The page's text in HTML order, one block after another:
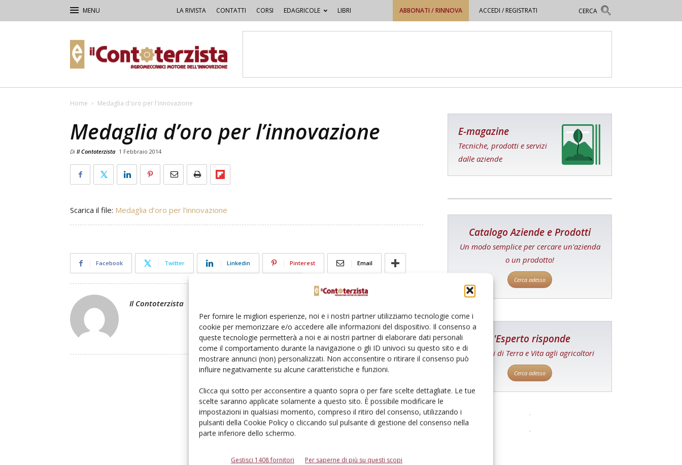
Per fornire le migliori esperienze, noi e i nostri partner utilizziamo tecnologie come i
cookie per memorizzare e/o accedere alle informazioni del dispositivo. Il consenso a
queste tecnologie permetterà a noi e ai nostri partner di elaborare dati personali
come il comportamento durante la navigazione o gli ID univoci su questo sito e di
mostrare annunci (non) personalizzati. Non acconsentire o ritirare il consenso può
influire negativamente su alcune caratteristiche e funzioni.
Clicca qui sotto per acconsentire a quanto sopra o per fare scelte dettagliate. Le tue
scelte saranno applicate solamente a questo sito. È possibile modificare le
impostazioni in qualsiasi momento, compreso il ritiro del consenso, utilizzando i
pulsanti della Cookie Policy o cliccando sul pulsante di gestione del consenso nella
parte inferiore dello schermo.
Gestisci 1408 fornitori Per saperne di più su questi scopi
LA RIVISTA CONTATTI CORSI EDAGRICOLE LIBRI ABBONATI / RINNOVA ACCEDI / REGISTRATI
Contoterzista
Home Medaglia d'oro per l'innovazione
Medaglia d’oro per l’innovazione
Di Il Contoterzista 1 Febbraio 2014
Scarica il file: Medaglia d’oro per l’innovazione
Facebook Twitter Linkedin Pinterest Email
Il Contoterzista
E-magazine
Tecniche, prodotti e servizi
dalle aziende
Catalogo Aziende e Prodotti
Un modo semplice per cercare un'azienda
o un prodotto!
Cerca adesso
L'Esperto risponde
I consigli di Terra e Vita agli agricoltori
Cerca adesso